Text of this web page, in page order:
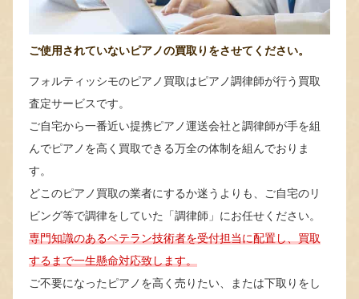
ご使用されていないピアノの買取りをさせてください。
フォルティッシモのピアノ買取はピアノ調律師が行う買取
査定サービスです。
ご自宅から一番近い提携ピアノ運送会社と調律師が手を組
んでピアノを高く買取できる万全の体制を組んでおりま
す。
どこのピアノ買取の業者にするか迷うよりも、ご自宅のリ
ビング等で調律をしていた「調律師」にお任せください。
専門知識のあるベテラン技術者を受付担当に配置し、買取
するまで一生懸命対応致します。
ご不要になったピアノを高く売りたい、または下取りをし